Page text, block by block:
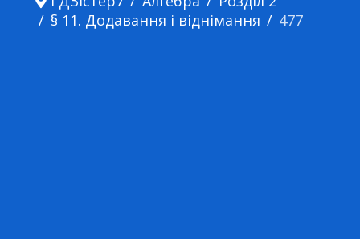
§ 11. Додавання і віднімання
477